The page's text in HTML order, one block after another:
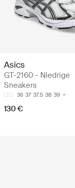
Asics
GT-2160 - Niedrige
Sneakers
36 37 37.5 38 39
130 €